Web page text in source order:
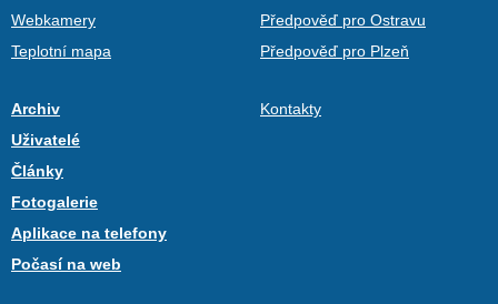
Webkamery
Teplotní mapa
Předpověď pro Ostravu
Předpověď pro Plzeň
Archiv
Uživatelé
Články
Fotogalerie
Aplikace na telefony
Počasí na web
Kontakty